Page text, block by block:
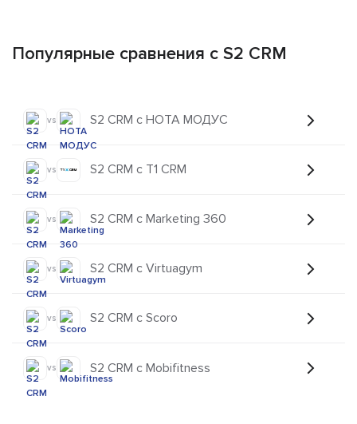
Популярные сравнения с S2 CRM
vs S2 CRM с НОТА МОДУС
vs S2 CRM с T1 CRM
vs S2 CRM с Marketing 360
vs S2 CRM с Virtuagym
vs S2 CRM с Scoro
vs S2 CRM с Mobifitness